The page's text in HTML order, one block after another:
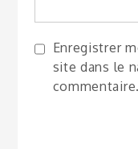
Enregistrer
site dans le
commentaire.